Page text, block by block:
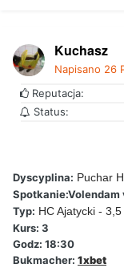
Kuchasz
Napisano 26
Reputacja:
Status:
Dyscyplina: Puchar
Spotkanie:Volendam
Typ: HC Ajatycki -
Kurs: 3
Godz: 18:30
Bukmacher: 1xbet